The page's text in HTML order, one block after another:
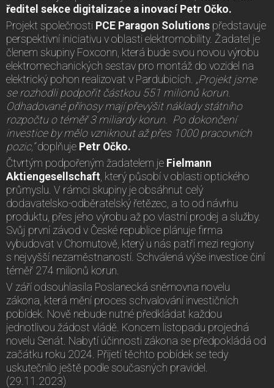
ředitel sekce digitalizace a inovací Petr Očko.
Projekt společnosti PCE Paragon Solutions představuje
perspektivní iniciativu v oblasti elektromobility. Žadatel je
členem skupiny Foxconn, která bude svou novou výrobu
elektromechanických sestav pro montáž do vozidel na
elektrický pohon realizovat v Pardubicích. „Projekt jsme
se rozhodli podpořit částkou 551 milionů korun.
Odhadované přínosy mají převýšit náklady státního
rozpočtu o téměř 3 miliardy korun. Po dokončení
investice by mělo vzniknout až přes 1000 pracovních
pozic,“doplňuje Petr Očko.
Čtvrtým podpořeným žadatelem je Fielmann
Aktiengesellschaft , který působí v oblasti optického
průmyslu. V rámci skupiny je obsáhnut celý
dodavatelsko-odběratelský řetězec, a to od návrhu
produktu, přes jeho výrobu až po vlastní prodej a služby.
Svůj první závod v České republice plánuje firma
vybudovat v Chomutově, který u nás patří mezi regiony
s nejvyšší nezaměstnaností. Schválená výše investice činí
téměř 274 milionů korun.
V září odsouhlasila Poslanecká sněmovna novelu
zákona, která mění proces schvalování investičních
pobídek Nově nebude nutné předkládat každou
jednotlivou žádost vládě. Koncem listopadu projedná
novelu Senát. Nabytí účinnosti zákona se předpokládá od
začátku roku 2024. Přijetí těchto pobídek se tedy
uskutečnilo ještě podle současných pravidel.
(29.11.2023)